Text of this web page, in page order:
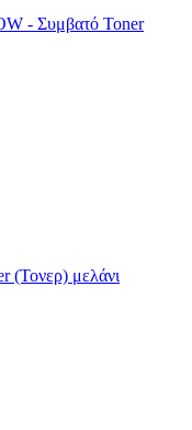
- Συμβατό Toner
(Τονερ) μελάνι